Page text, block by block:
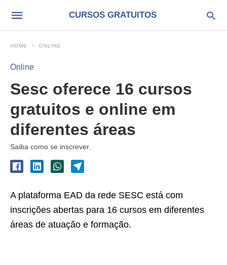
CURSOS GRATUITOS
HOME ONLINE
Online
Sesc oferece 16 cursos
gratuitos e online em
diferentes áreas
Saiba como se inscrever.
A plataforma EAD da rede SESC está com
inscrições abertas para 16 cursos em diferentes
áreas de atuação e formação.